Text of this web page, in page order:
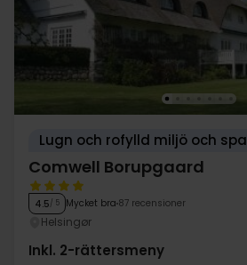
Lugn och rofylld miljö och spa
Comwell Borupgaard
4.5/ 5 Mycket bra 87 recensioner
Helsingør
Inkl. 2-rättersmeny